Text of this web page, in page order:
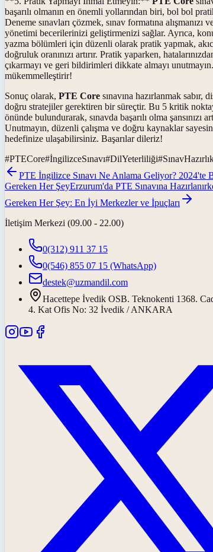
başarılı olmanın en önemli yollarından biri, bol bol
Deneme sınavları çözmek, sınav formatına alışmanızı
yönetimi becerilerinizi geliştirmenizi sağlar. Ayrıca,
yazma bölümleri için düzenli olarak pratik yapmak,
doğruluk oranınızı artırır. Pratik yaparken,
çıkarmayı ve geri bildirimleri dikkate almayı
mükemmelleştirir!
Sonuç olarak, PTE Core sınavına hazırlanmak sabır,
doğru stratejiler gerektiren bir süreçtir. Bu 5 kritik
önünde bulundurarak, sınavda başarılı olma şansınızı
Unutmayın, düzenli çalışma ve doğru kaynaklar
hedefinize ulaşabilirsiniz. Başarılar dileriz!
#PTECore#İngilizceSınavı#DilYeterliliği#
PTE İngilizce Sınavı Ne Anlama Geliyor? 2024'te
Gereken Her ŞeyErzurum'da PTE Sınavına
Gereken Her Şey: En İyi Merkezler ve İpuçları
İletişim Merkezi (09.00 - 22.00)
0(312) 911 37 15
0(546) 855 07 15 (WhatsApp)
destek@uzmandil.com
Hacettepe İvedik OSB. Teknokenti 1368.
4. Kat Ofis No: 32 İvedik / ANKARA